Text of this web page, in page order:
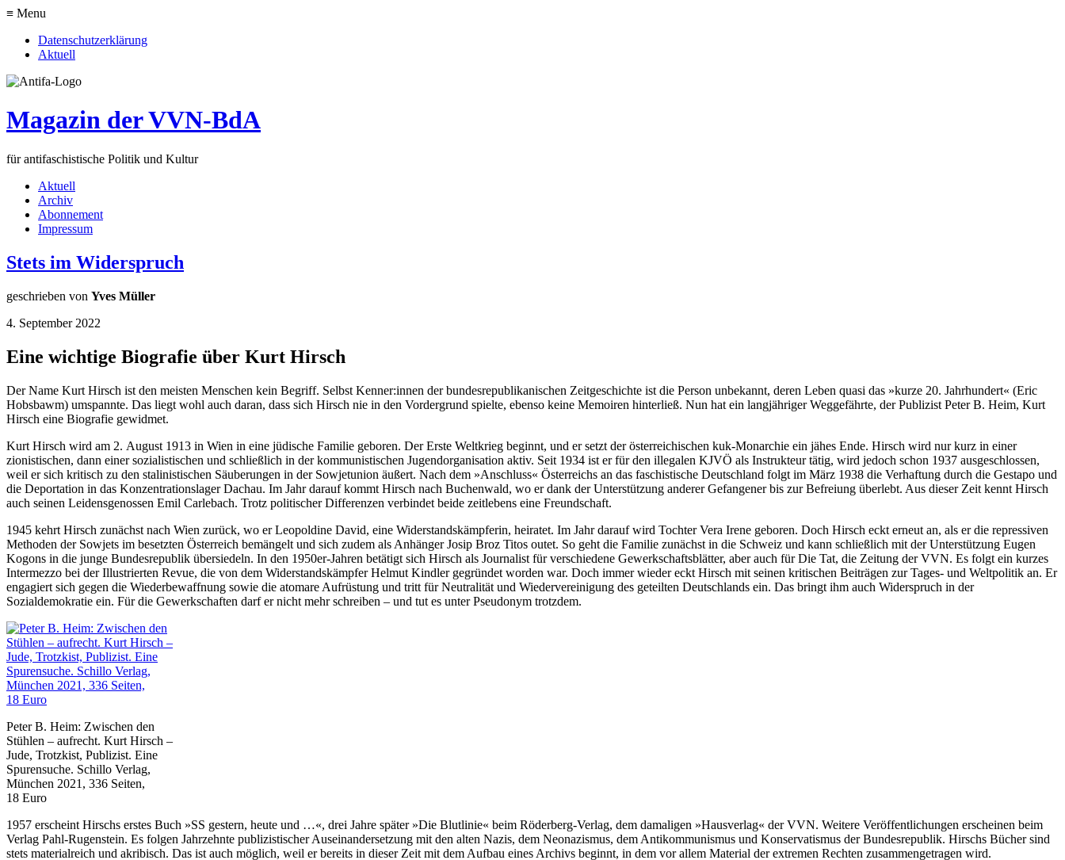
≡ Menu
Datenschutzerklärung
Aktuell
Magazin der VVN-BdA
für antifaschistische Politik und Kultur
Aktuell
Archiv
Abonnement
Impressum
Stets im Widerspruch
geschrieben von Yves Müller
4. September 2022
Eine wichtige Biografie über Kurt Hirsch
Der Name Kurt Hirsch ist den meisten Menschen kein Begriff. Selbst Kenner:innen der bundesrepublikanischen Zeitgeschichte ist die Person unbekannt, deren Leben quasi das »kurze 20. Jahrhundert« (Eric
Hobsbawm) umspannte. Das liegt wohl auch daran, dass sich Hirsch nie in den Vordergrund spielte, ebenso keine Memoiren hinterließ. Nun hat ein langjähriger Weggefährte, der Publizist Peter B. Heim, Kurt
Hirsch eine Biografie gewidmet.
Kurt Hirsch wird am 2. August 1913 in Wien in eine jüdische Familie geboren. Der Erste Weltkrieg beginnt, und er setzt der österreichischen kuk-Monarchie ein jähes Ende. Hirsch wird nur kurz in einer
zionistischen, dann einer sozialistischen und schließlich in der kommunistischen Jugendorganisation aktiv. Seit 1934 ist er für den illegalen KJVÖ als Instrukteur tätig, wird jedoch schon 1937 ausgeschlossen,
weil er sich kritisch zu den stalinistischen Säuberungen in der Sowjetunion äußert. Nach dem »Anschluss« Österreichs an das faschistische Deutschland folgt im März 1938 die Verhaftung durch die Gestapo und
die Deportation in das Konzentrationslager Dachau. Im Jahr darauf kommt Hirsch nach Buchenwald, wo er dank der Unterstützung anderer Gefangener bis zur Befreiung überlebt. Aus dieser Zeit kennt Hirsch
auch seinen Leidensgenossen Emil Carlebach. Trotz politischer Differenzen verbindet beide zeitlebens eine Freundschaft.
1945 kehrt Hirsch zunächst nach Wien zurück, wo er Leopoldine David, eine Widerstandskämpferin, heiratet. Im Jahr darauf wird Tochter Vera Irene geboren. Doch Hirsch eckt erneut an, als er die repressiven
Methoden der Sowjets im besetzten Österreich bemängelt und sich zudem als Anhänger Josip Broz Titos outet. So geht die Familie zunächst in die Schweiz und kann schließlich mit der Unterstützung Eugen
Kogons in die junge Bundesrepublik übersiedeln. In den 1950er-Jahren betätigt sich Hirsch als Journalist für verschiedene Gewerkschaftsblätter, aber auch für Die Tat, die Zeitung der VVN. Es folgt ein kurzes
Intermezzo bei der Illustrierten Revue, die von dem Widerstandskämpfer Helmut Kindler gegründet worden war. Doch immer wieder eckt Hirsch mit seinen kritischen Beiträgen zur Tages- und Weltpolitik an. Er
engagiert sich gegen die Wiederbewaffnung sowie die atomare Aufrüstung und tritt für Neutralität und Wiedervereinigung des geteilten Deutschlands ein. Das bringt ihm auch Widerspruch in der
Sozialdemokratie ein. Für die Gewerkschaften darf er nicht mehr schreiben – und tut es unter Pseudonym trotzdem.
Peter B. Heim: Zwischen den
Stühlen – aufrecht. Kurt Hirsch –
Jude, Trotzkist, Publizist. Eine
Spurensuche. Schillo Verlag,
München 2021, 336 Seiten,
18 Euro
1957 erscheint Hirschs erstes Buch »SS gestern, heute und …«, drei Jahre später »Die Blutlinie« beim Röderberg-Verlag, dem damaligen »Hausverlag« der VVN. Weitere Veröffentlichungen erscheinen beim
Verlag Pahl-Rugenstein. Es folgen Jahrzehnte publizistischer Auseinandersetzung mit den alten Nazis, dem Neonazismus, dem Antikommunismus und Konservatismus der Bundesrepublik. Hirschs Bücher sind
stets materialreich und akribisch. Das ist auch möglich, weil er bereits in dieser Zeit mit dem Aufbau eines Archivs beginnt, in dem vor allem Material der extremen Rechten zusammengetragen wird.